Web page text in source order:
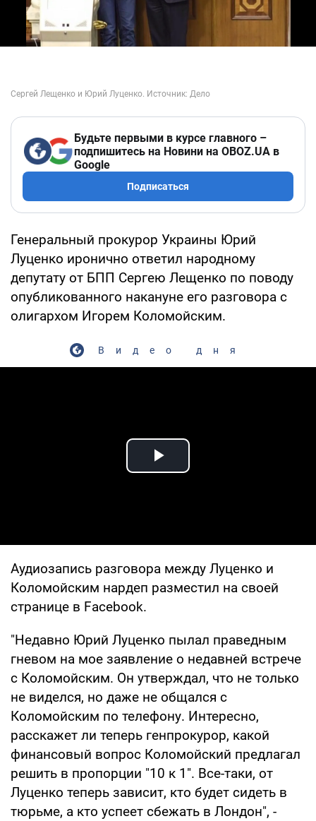
Будьте первыми в курсе главного –
подпишитесь на Новини на OBOZ.UA в
Google
Подписаться
Генеральный прокурор Украины Юрий
Луценко иронично ответил народному
депутату от БПП Сергею Лещенко по поводу
опубликованного накануне его разговора с
олигархом Игорем Коломойским.
Видео дня
Play Video
Аудиозапись разговора между Луценко и
Коломойским нардеп разместил на своей
странице в Facebook.
"Недавно Юрий Луценко пылал праведным
гневом на мое заявление о недавней встрече
с Коломойским. Он утверждал, что не только
не виделся, но даже не общался с
Коломойским по телефону. Интересно,
расскажет ли теперь генпрокурор, какой
финансовый вопрос Коломойский предлагал
решить в пропорции "10 к 1". Все-таки, от
Луценко теперь зависит, кто будет сидеть в
тюрьме, а кто успеет сбежать в Лондон", -